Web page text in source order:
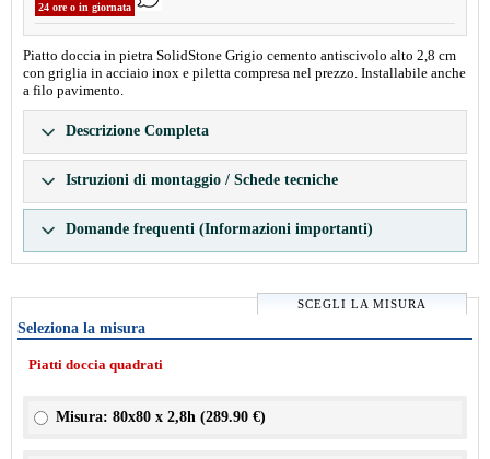
24 ore o in giornata
Piatto doccia in pietra SolidStone Grigio cemento antiscivolo alto 2,8 cm
con griglia in acciaio inox e piletta compresa nel prezzo. Installabile anche
a filo pavimento.
Descrizione Completa
Istruzioni di montaggio / Schede tecniche
Domande frequenti (Informazioni importanti)
SCEGLI LA MISURA
Seleziona la misura
Piatti doccia quadrati
Misura: 80x80 x 2,8h (289.90 €)